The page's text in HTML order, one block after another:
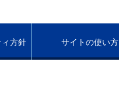
方針 サイトの使い方